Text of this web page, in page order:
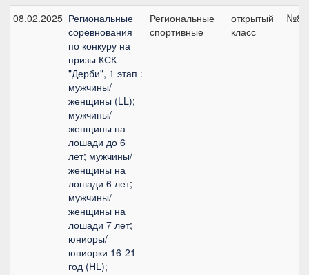
08.02.2025 Региональные
соревнования
по конкуру на
призы КСК
"Дерби", 1 этап :
мужчины/
женщины (LL);
мужчины/
женщины на
лошади до 6
лет; мужчины/
женщины на
лошади 6 лет;
мужчины/
женщины на
лошади 7 лет;
юниоры/
юниорки 16-21
год (HL);
Региональные
спортивные
открытый
класс
№8,